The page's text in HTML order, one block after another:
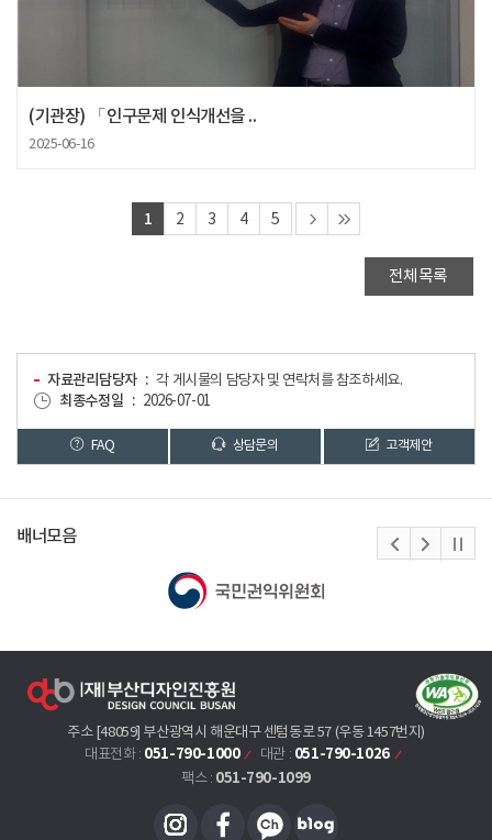
(기관장) 「인구문제 인식개선을 ..
2025-06-16
1 2 3 4 5
전체목록
자료관리담당자
각 게시물의 담당자 및 연락처를 참조하세요.
최종수정일
2026-07-01
FAQ 상담문의 고객제안
배너모음
주소 [48059] 부산광역시 해운대구 센텀동로 57 (우동 1457번지)
대표전화 : 051-790-1000 대관 : 051-790-1026
팩스 : 051-790-1099